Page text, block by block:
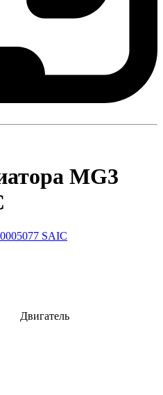
MG3
Двигатель